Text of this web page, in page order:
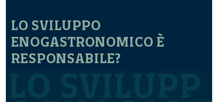
LO SVILUPPO
ENOGASTRONOMICO È
RESPONSABILE?